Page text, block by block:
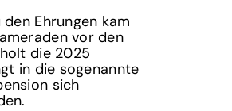
den Ehrungen kam
vor den
die 2025
in die sogenannte
sich